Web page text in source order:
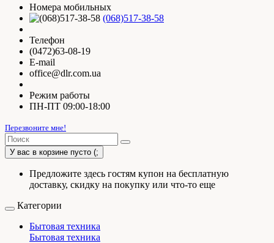
Номера мобильных
(068)517-38-58
Телефон
(0472)63-08-19
E-mail
office@dlr.com.ua
Режим работы
ПН-ПТ 09:00-18:00
Перезвоните мне!
У вас в корзине пусто (;
Предложите здесь гостям купон на бесплатную
доставку, скидку на покупку или что-то еще
Категории
Бытовая техника
Бытовая техника